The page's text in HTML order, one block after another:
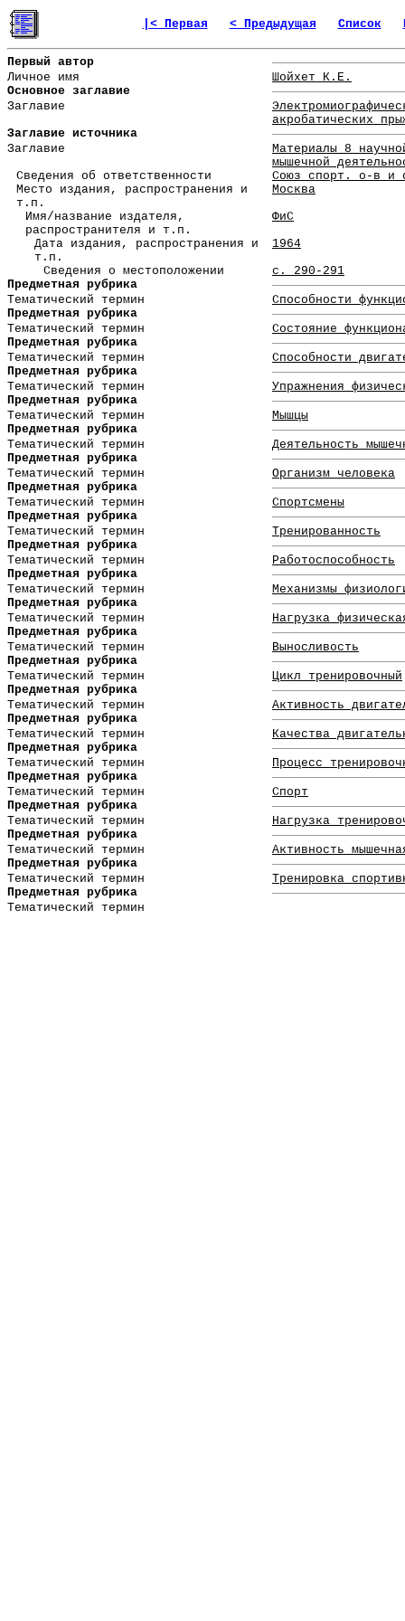
|< Первая < Предыдущая Список
Первый автор
Личное имя
Шойхет К.Е.
Основное заглавие
Заглавие
акробатических
Заглавие источника
Заглавие
Материалы 8
мышечной
Сведения об ответственности
Союз спорт. о-в и
Место издания, распространения и
т.п.
Москва
Имя/название издателя,
распространителя и т.п.
ФиС
Дата издания, распространения и
т.п.
1964
Сведения о местоположении
с. 290-291
Предметная рубрика
Тематический термин
Способности
Предметная рубрика
Тематический термин
Состояние
Предметная рубрика
Тематический термин
Способности
Предметная рубрика
Тематический термин
Упражнения
Предметная рубрика
Тематический термин
Мышцы
Предметная рубрика
Тематический термин
Деятельность
Предметная рубрика
Тематический термин
Организм человека
Предметная рубрика
Тематический термин
Спортсмены
Предметная рубрика
Тематический термин
Тренированность
Предметная рубрика
Тематический термин
Работоспособность
Предметная рубрика
Тематический термин
Механизмы
Предметная рубрика
Тематический термин
Нагрузка
Предметная рубрика
Тематический термин
Выносливость
Предметная рубрика
Тематический термин
Цикл тренировочный
Предметная рубрика
Тематический термин
Активность
Предметная рубрика
Тематический термин
Качества
Предметная рубрика
Тематический термин
Процесс
Предметная рубрика
Тематический термин
Спорт
Предметная рубрика
Тематический термин
Нагрузка
Предметная рубрика
Тематический термин
Активность
Предметная рубрика
Тематический термин
Тренировка
Предметная рубрика
Тематический термин